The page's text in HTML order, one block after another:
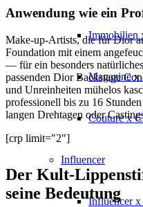
Immobilien
Magazine
Couture x
Influencer
Influencer
Anwendung wie ein
Make-up-Artists, die für Dior
Foundation mit einem
— für ein besonders
passenden Dior Backstage
und Unreinheiten mühelos
professionell bis zu 16
langen Drehtagen oder
[crp limit="2"]
Der Kult-
seine Bedeutung